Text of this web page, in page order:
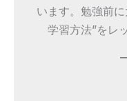
います。勉強前
学習方法”をレ